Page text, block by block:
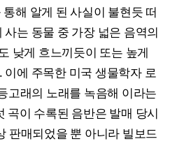
해 알게 된 사실이 불현듯 떠
는 동물 중 가장 넓은 음역의
낮게 흐느끼듯이 또는 높게
에 주목한 미국 생물학자 로
고래의 노래를 녹음해 이라는
곡이 수록된 음반은 발매 당시
판매되었을 뿐 아니라 빌보드